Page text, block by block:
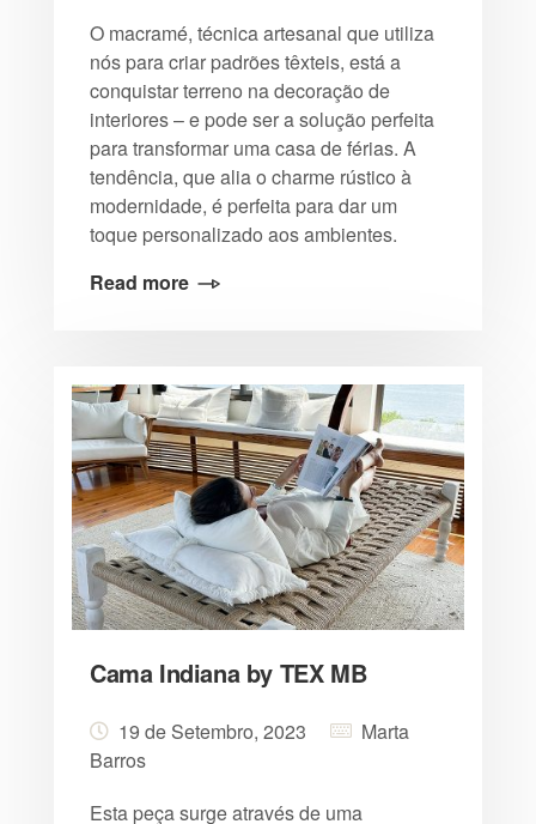
O macramé, técnica artesanal que utiliza
nós para criar padrões têxteis, está a
conquistar terreno na decoração de
interiores – e pode ser a solução perfeita
para transformar uma casa de férias. A
tendência, que alia o charme rústico à
modernidade, é perfeita para dar um
toque personalizado aos ambientes.
Read more
Cama Indiana by TEX MB
19 de Setembro, 2023
Marta
Barros
Esta peça surge através de uma